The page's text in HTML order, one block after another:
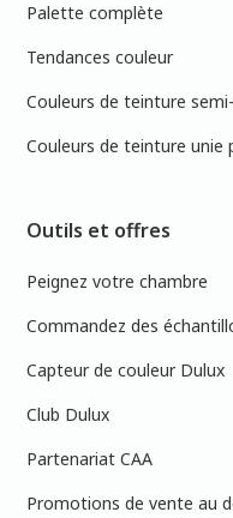
Palette complète
Tendances couleur
Couleurs de teinture
Couleurs de teinture unie
Outils et offres
Peignez votre chambre
Commandez des
Capteur de couleur Dulux
Club Dulux
Partenariat CAA
Promotions de vente au